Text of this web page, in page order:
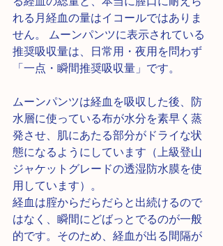
れる月経血の量はイコールではありま
せん。 ムーンパンツに表示されている
推奨吸収量は、日常用・夜用を問わず
「一点・瞬間推奨吸収量」です。
ムーンパンツは経血を吸収した後、防
水層に使っている布が水分を素早く蒸
発させ、肌にあたる部分がドライな状
態になるようにしています（上級登山
ジャケットグレードの透湿防水膜を使
用しています）。
経血は腟からだらだらと出続けるので
はなく、瞬間にどばっとでるのが一般
的です。そのため、経血が出る間隔が